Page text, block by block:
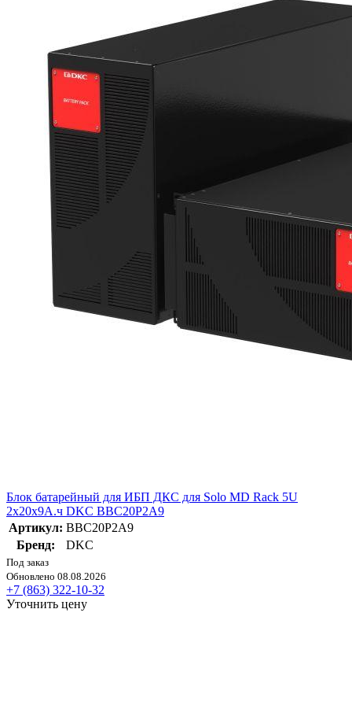
Блок батарейный для ИБП ДКС для Solo MD Rack 5U
2х20х9А.ч DKC BBC20P2A9
Артикул: BBC20P2A9
Бренд:
DKC
Под заказ
Обновлено 08.08.2026
+7 (863) 322-10-32
Уточнить цену